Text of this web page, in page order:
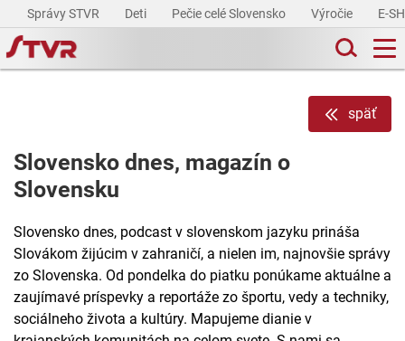
Správy STVR Deti Pečie celé Slovensko Výročie E-
späť
Slovensko dnes, magazín o
Slovensku
Slovensko dnes, podcast v slovenskom jazyku prináša
Slovákom žijúcim v zahraničí, a nielen im, najnovšie správy
zo Slovenska. Od pondelka do piatku ponúkame aktuálne a
zaujímavé príspevky a reportáže zo športu, vedy a techniky,
sociálneho života a kultúry. Mapujeme dianie v